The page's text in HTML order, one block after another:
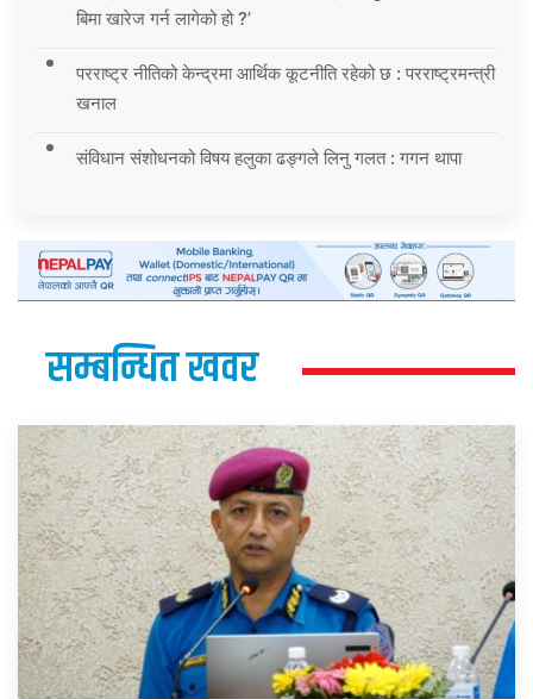
बिमा खारेज गर्न लागेको हो ?’
परराष्ट्र नीतिको केन्द्रमा आर्थिक कूटनीति रहेको छ : परराष्ट्रमन्त्री
खनाल
संविधान संशोधनको विषय हलुका ढङ्गले लिनु गलत : गगन थापा
सम्बन्धित खवर